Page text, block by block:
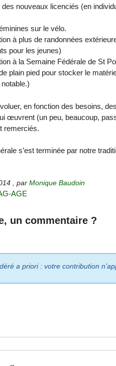
des nouveaux licenciés (en
sur le vélo.
à plus de randonnées
pour les jeunes)
à la Semaine Fédérale de St
plain pied pour stocker le
en fonction des besoins,
œuvrent (un peu, beaucoup,
remerciés.
s’est terminée par notre
,parMonique Baudoin
AGE
un commentaire ?
a priori : votre contribution